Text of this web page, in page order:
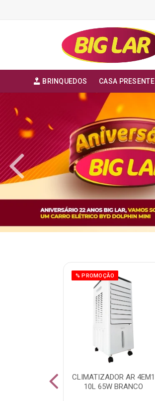
BRINQUEDOS CASA PRESENTE
% PROMOÇÃO
CLIMATIZADOR AR 4EM1
10L 65W BRANCO